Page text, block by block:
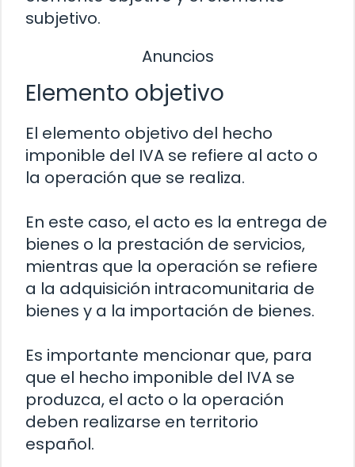
subjetivo.
Anuncios
Elemento objetivo
El elemento objetivo del hecho
imponible del IVA se refiere al acto o
la operación que se realiza.
En este caso, el acto es la entrega de
bienes o la prestación de servicios,
mientras que la operación se refiere
a la adquisición intracomunitaria de
bienes y a la importación de bienes.
Es importante mencionar que, para
que el hecho imponible del IVA se
produzca, el acto o la operación
deben realizarse en territorio
español.